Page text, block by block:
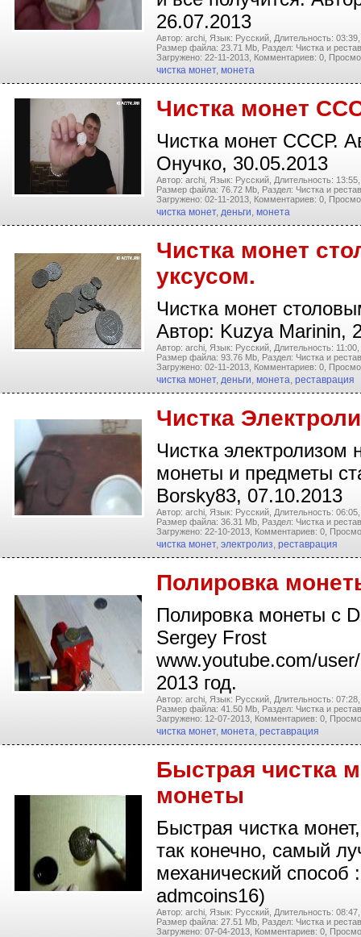
26.07.2013
Автор: archi, Язык: Русский, Длительность: 03:39,
Размер файла: 23.71 Mb, Раздел: Чистка и
Загружено: 22-11-2013, Комментариев: 0,
чистка монет, монета
Чистка монет
Чистка монет СССР.
Онучко, 30.05.2013
Автор: archi, Язык: Русский, Длительность: 13:55,
Размер файла: 76.72 Mb, Раздел: Чистка и
Загружено: 02-11-2013, Комментариев: 0,
чистка монет, деньги, монета
Чистка монет
уксусом.
Чистка монет
Автор: Kuzya Marinin,
Автор: archi, Язык: Русский, Длительность: 11:00,
Размер файла: 93.76 Mb, Раздел: Чистка и
Загружено: 02-11-2013, Комментариев: 0,
чистка монет, деньги, монета, реставрация
Чистка
Чистка электролизом
монеты и предметы
Borsky83, 07.10.2013
Автор: archi, Язык: Русский, Длительность: 06:05,
Размер файла: 36.31 Mb, Раздел: Чистка и
Загружено: 22-10-2013, Комментариев: 0,
чистка монет, электролиз, реставрация
Полировка
Полировка монеты c
Sergey Frost
www.youtube.com/
2013 год.
Автор: archi, Язык: Русский, Длительность: 07:28,
Размер файла: 41.50 Mb, Раздел: Чистка и
Загружено: 12-07-2013, Комментариев: 0,
чистка монет, монета, реставрация
Быстрая чистка
монеты
Быстрая чистка
так конечно, самый
механический способ
admcoins16)
Автор: archi, Язык: Русский, Длительность: 08:47,
Размер файла: 27.51 Mb, Раздел: Чистка и
Загружено: 07-04-2013, Комментариев: 0,